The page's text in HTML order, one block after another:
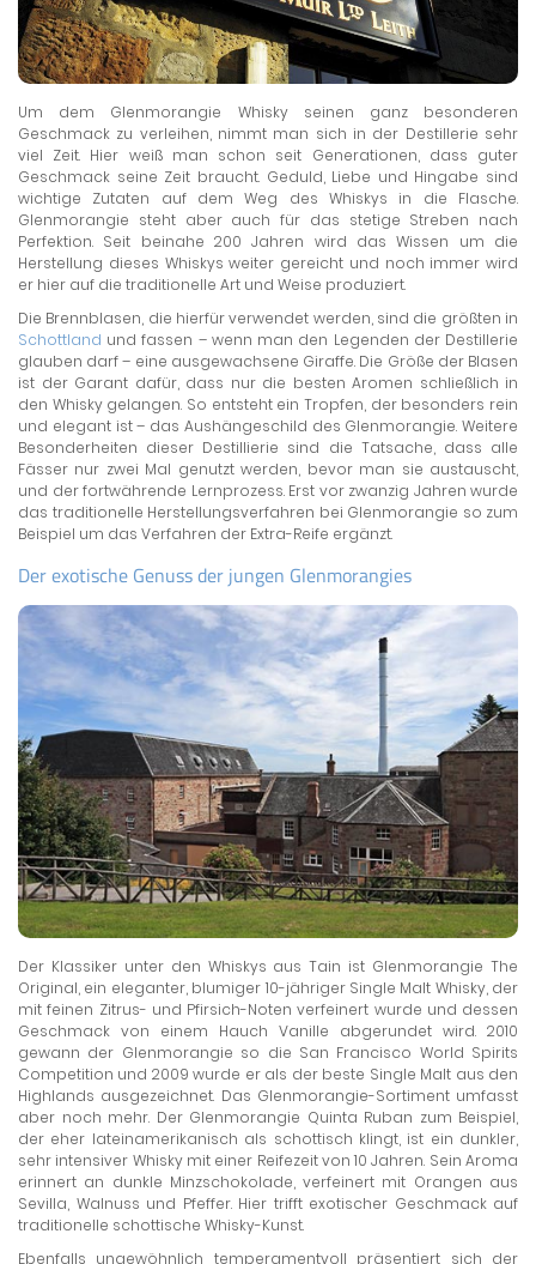
Um dem Glenmorangie Whisky seinen ganz besonderen
Geschmack zu verleihen, nimmt man sich in der Destillerie sehr
viel Zeit. Hier weiß man schon seit Generationen, dass guter
Geschmack seine Zeit braucht. Geduld, Liebe und Hingabe sind
wichtige Zutaten auf dem Weg des Whiskys in die Flasche.
Glenmorangie steht aber auch für das stetige Streben nach
Perfektion. Seit beinahe 200 Jahren wird das Wissen um die
Herstellung dieses Whiskys weiter gereicht und noch immer wird
er hier auf die traditionelle Art und Weise produziert.
Die Brennblasen, die hierfür verwendet werden, sind die größten in
Schottland und fassen – wenn man den Legenden der Destillerie
glauben darf – eine ausgewachsene Giraffe. Die Größe der Blasen
ist der Garant dafür, dass nur die besten Aromen schließlich in
den Whisky gelangen. So entsteht ein Tropfen, der besonders rein
und elegant ist – das Aushängeschild des Glenmorangie. Weitere
Besonderheiten dieser Destillierie sind die Tatsache, dass alle
Fässer nur zwei Mal genutzt werden, bevor man sie austauscht,
und der fortwährende Lernprozess. Erst vor zwanzig Jahren wurde
das traditionelle Herstellungsverfahren bei Glenmorangie so zum
Beispiel um das Verfahren der Extra-Reife ergänzt.
Der exotische Genuss der jungen Glenmorangies
Der Klassiker unter den Whiskys aus Tain ist Glenmorangie The
Original, ein eleganter, blumiger 10-jähriger Single Malt Whisky, der
mit feinen Zitrus- und Pfirsich-Noten verfeinert wurde und dessen
Geschmack von einem Hauch Vanille abgerundet wird. 2010
gewann der Glenmorangie so die San Francisco World Spirits
Competition und 2009 wurde er als der beste Single Malt aus den
Highlands ausgezeichnet. Das Glenmorangie-Sortiment umfasst
aber noch mehr. Der Glenmorangie Quinta Ruban zum Beispiel,
der eher lateinamerikanisch als schottisch klingt, ist ein dunkler,
sehr intensiver Whisky mit einer Reifezeit von 10 Jahren. Sein Aroma
erinnert an dunkle Minzschokolade, verfeinert mit Orangen aus
Sevilla, Walnuss und Pfeffer. Hier trifft exotischer Geschmack auf
traditionelle schottische Whisky-Kunst.
Ebenfalls ungewöhnlich temperamentvoll präsentiert sich der